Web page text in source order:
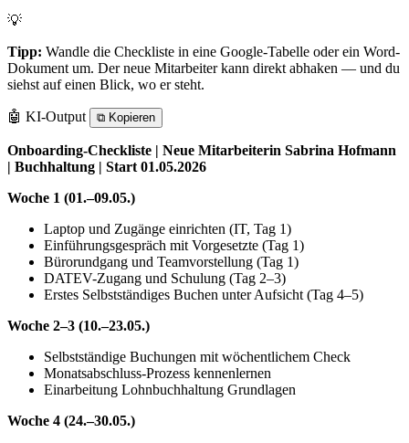
💡
Tipp: Wandle die Checkliste in eine Google-Tabelle oder ein Word-
Dokument um. Der neue Mitarbeiter kann direkt abhaken — und du
siehst auf einen Blick, wo er steht.
🤖 KI-Output ⧉ Kopieren
Onboarding-Checkliste | Neue Mitarbeiterin Sabrina Hofmann
| Buchhaltung | Start 01.05.2026
Woche 1 (01.–09.05.)
Laptop und Zugänge einrichten (IT, Tag 1)
Einführungsgespräch mit Vorgesetzte (Tag 1)
Bürorundgang und Teamvorstellung (Tag 1)
DATEV-Zugang und Schulung (Tag 2–3)
Erstes Selbstständiges Buchen unter Aufsicht (Tag 4–5)
Woche 2–3 (10.–23.05.)
Selbstständige Buchungen mit wöchentlichem Check
Monatsabschluss-Prozess kennenlernen
Einarbeitung Lohnbuchhaltung Grundlagen
Woche 4 (24.–30.05.)